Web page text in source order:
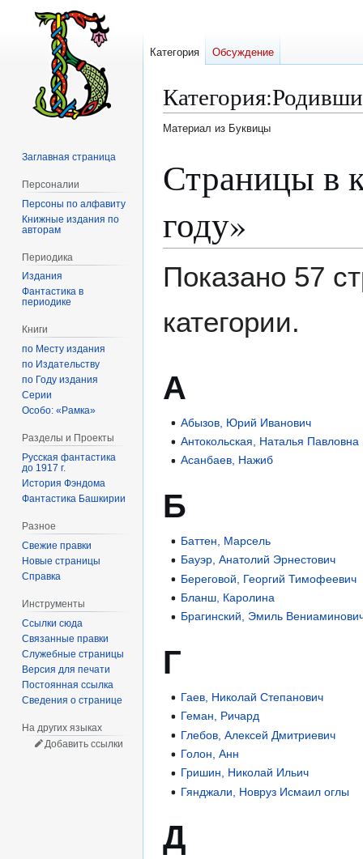
Категория:
Материал из Буквицы
к
навигации
к
поиску
Страницы в
году»
Показано 57
категории.
А
Абызов, Юрий Иванович
Антокольская, Наталья Павловна
Асанбаев, Нажиб
Б
Баттен, Марсель
Бауэр, Анатолий Эрнестович
Береговой, Георгий Тимофеевич
Бланш, Каролина
Брагинский, Эмиль
Г
Гаев, Николай Степанович
Геман, Ричард
Глебов, Алексей Дмитриевич
Голон, Анн
Гришин, Николай Ильич
Гянджали, Новруз Исмаил оглы
Д
Категория Обсуждение
Заглавная страница
Персоналии
Персоны по алфавиту
Книжные издания по
авторам
Периодика
Издания
Фантастика в
периодике
Книги
по Месту издания
по Издательству
по Году издания
Серии
Особо: «Рамка»
Разделы и Проекты
Русская фантастика
до 1917 г.
История Фэндома
Фантастика Башкирии
Разное
Свежие правки
Новые страницы
Справка
Инструменты
Ссылки сюда
Связанные правки
Служебные страницы
Версия для печати
Постоянная ссылка
Сведения о странице
На других языках
Добавить ссылки